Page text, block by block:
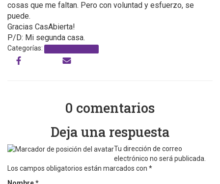
cosas que me faltan. Pero con voluntad y esfuerzo, se
puede.
Gracias CasAbierta!
P/D: Mi segunda casa.
Categorías:
0 comentarios
Deja una respuesta
Tu dirección de correo
electrónico no será publicada.
Los campos obligatorios están marcados con *